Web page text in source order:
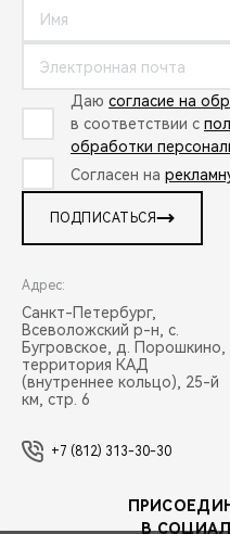
Даю согласие на
в соответствии с
обработки
Согласен на
ПОДПИСАТЬСЯ
Адрес:
Санкт-Петербург,
Всеволожский р-н, с.
Бугровское, д. Порошкино,
территория КАД
(внутреннее кольцо), 25-й
км, стр. 6
+7 (812) 313-30-30
В